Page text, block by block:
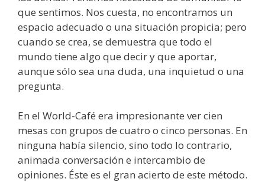
que sentimos. Nos cuesta, no encontramos un
espacio adecuado o una situación propicia; pero
cuando se crea, se demuestra que todo el
mundo tiene algo que decir y que aportar,
aunque sólo sea una duda, una inquietud o una
pregunta.
En el World-Café era impresionante ver cien
mesas con grupos de cuatro o cinco personas. En
ninguna había silencio, sino todo lo contrario,
animada conversación e intercambio de
opiniones. Éste es el gran acierto de este método.